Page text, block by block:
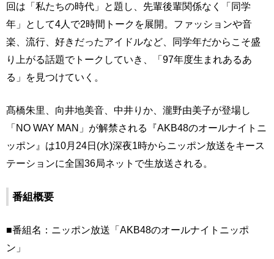
回は「私たちの時代」と題し、先輩後輩関係なく「同学
年」として4人で2時間トークを展開。ファッションや音
楽、流行、好きだったアイドルなど、同学年だからこそ盛
り上がる話題でトークしていき、「97年度生まれあるあ
る」を見つけていく。
髙橋朱里、向井地美音、中井りか、瀧野由美子が登場し
「NO WAY MAN」が解禁される『AKB48のオールナイトニ
ッポン』は10月24日(水)深夜1時からニッポン放送をキース
テーションに全国36局ネットで生放送される。
番組概要
■番組名：ニッポン放送「AKB48のオールナイトニッポ
ン」